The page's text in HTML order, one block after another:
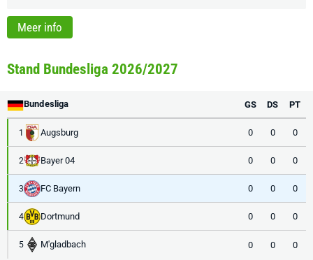
Meer info
Stand Bundesliga 2026/2027
Bundesliga GS DS PT
1 Augsburg 0 0 0
2 Bayer 04 0 0 0
3 FC Bayern 0 0 0
4 Dortmund 0 0 0
5 M'gladbach 0 0 0